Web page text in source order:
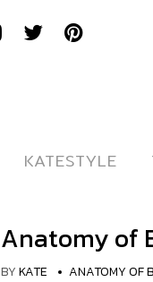
KATESTYLE
KATESTYLE
Anatomy of
BYKATE ANATOMY OF